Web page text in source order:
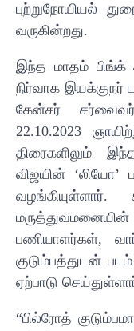
புற்றுநோயியல்
வருகின்றது.
இந்த மாதம்
நிர்வாக
கேன்சர்
22.10.2023
திரைகளிலும்
விஜயின் ‘லியோ’
வழங்கியுள்ளார்.
பணியாளர்கள்,
குடும்பத்துடன்
ஏற்பாடு
“பில்ரோத்